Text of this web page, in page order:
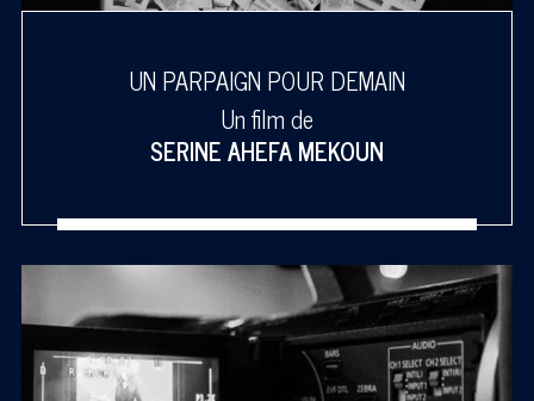
UN PARPAIGN POUR DEMAIN
Un film de
SERINE AHEFA MEKOUN